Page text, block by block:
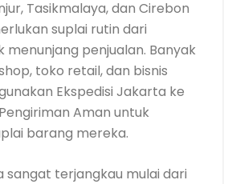
Tasikmalaya, dan Cirebon
suplai rutin dari
menunjang penjualan. Banyak
toko retail, dan bisnis
Ekspedisi Jakarta ke
Aman untuk
barang mereka.
sangat terjangkau mulai dari